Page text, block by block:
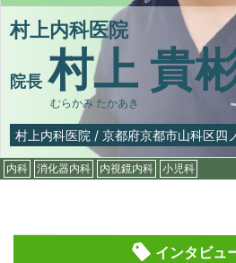
村上内科医院
院長 村上 貴
むらかみ たかあき
村上内科医院 / 京都府京都市山科区四
内科 消化器内科 内視鏡内科 小児科
インタビュ